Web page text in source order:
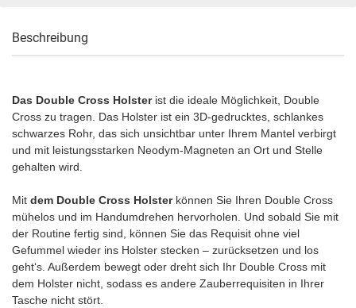
Beschreibung
Das Double Cross Holsterist die ideale Möglichkeit, Double
Cross zu tragen. Das Holster ist ein 3D-gedrucktes, schlankes
schwarzes Rohr, das sich unsichtbar unter Ihrem Mantel verbirgt
und mit leistungsstarken Neodym-Magneten an Ort und Stelle
gehalten wird.
Mit dem Double Cross Holsterkönnen Sie Ihren Double Cross
mühelos und im Handumdrehen hervorholen. Und sobald Sie mit
der Routine fertig sind, können Sie das Requisit ohne viel
Gefummel wieder ins Holster stecken – zurücksetzen und los
geht‘s. Außerdem bewegt oder dreht sich Ihr Double Cross mit
dem Holster nicht, sodass es andere Zauberrequisiten in Ihrer
Tasche nicht stört.